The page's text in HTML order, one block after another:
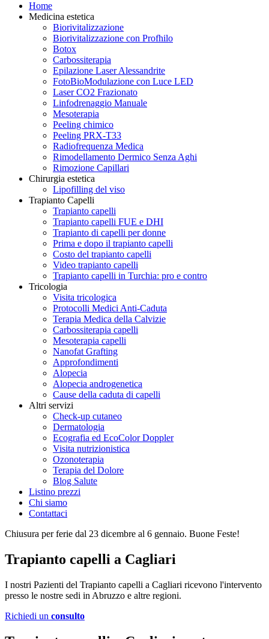
Home
Medicina estetica
Biorivitalizzazione
Biorivitalizzazione con Profhilo
Botox
Carbossiterapia
Epilazione Laser Alessandrite
FotoBioModulazione con Luce LED
Laser CO2 Frazionato
Linfodrenaggio Manuale
Mesoterapia
Peeling chimico
Peeling PRX-T33
Radiofrequenza Medica
Rimodellamento Dermico Senza Aghi
Rimozione Capillari
Chirurgia estetica
Lipofilling del viso
Trapianto Capelli
Trapianto capelli
Trapianto capelli FUE e DHI
Trapianto di capelli per donne
Prima e dopo il trapianto capelli
Costo del trapianto capelli
Video trapianto capelli
Trapianto capelli in Turchia: pro e contro
Tricologia
Visita tricologica
Protocolli Medici Anti-Caduta
Terapia Medica della Calvizie
Carbossiterapia capelli
Mesoterapia capelli
Nanofat Grafting
Approfondimenti
Alopecia
Alopecia androgenetica
Cause della caduta di capelli
Altri servizi
Check-up cutaneo
Dermatologia
Ecografia ed EcoColor Doppler
Visita nutrizionistica
Ozonoterapia
Terapia del Dolore
Blog Salute
Listino prezzi
Chi siamo
Contattaci
Chiusura per ferie dal 23 dicembre al 6 gennaio. Buone Feste!
Trapianto capelli a Cagliari
I nostri Pazienti del Trapianto capelli a Cagliari ricevono l'intervento
presso le nostre sedi in Abruzzo e altre regioni.
Richiedi un consulto